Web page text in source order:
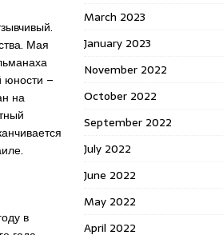
Мая
юности –
на
в
March 2023
January 2023
November 2022
October 2022
September 2022
July 2022
June 2022
May 2022
April 2022